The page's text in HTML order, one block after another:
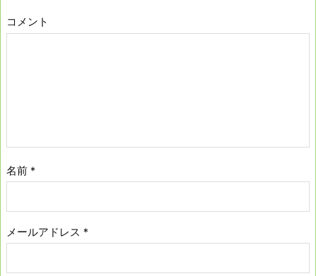
コメント
名前 *
メールアドレス *